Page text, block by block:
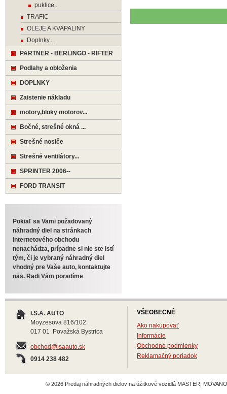
puklice..
TRAFIC
OLEJE A KVAPALINY
Doplnky...
PARTNER - BERLINGO - RIFTER
Podlahy a obloženia
DOPLNKY
Zaistenie nákladu
motory,bloky motorov...
Bočné, strešné okná ...
Strešné nosiče
Strešné ventilátory...
SPRINTER 2006--
FORD TRANSIT
Pokiaľ sa Vami požadovaný
náhradný diel na stránkach
internetového obchodu
nenachádza, prípadne si nie ste istí
tým, či je vybraný náhradný diel
vhodný pre Vaše auto, kontaktujte
nás. Radi Vám poradíme
I.S.A. AUTO
Moyzesova 816/102
017 01 Považská Bystrica
obchod@isaauto.sk
0914 238 482
VŠEOBECNÉ
Ako nakupovať
Informácie
Obchodné podmienky
Reklamačný poriadok
© 2026 Predaj náhradných dielov na úžitkové vozidlá MASTER,